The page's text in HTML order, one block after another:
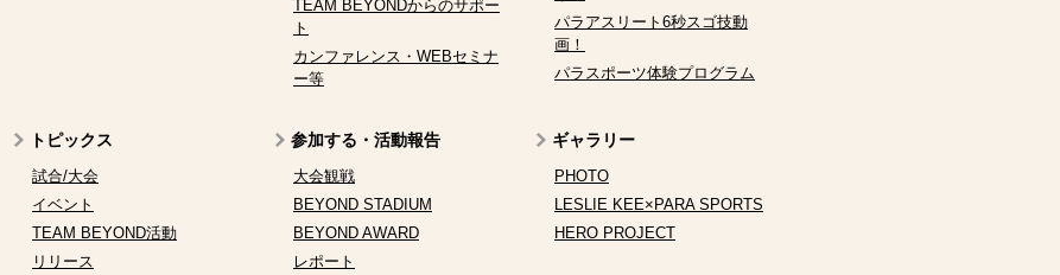
TEAM BEYONDからのサポー
ト
カンファレンス・WEBセミナ
ー等
パラアスリート6秒スゴ技動
画！
パラスポーツ体験プログラム
トピックス
試合/大会
イベント
TEAM BEYOND活動
リリース
参加する・活動報告
大会観戦
BEYOND STADIUM
BEYOND AWARD
レポート
ギャラリー
PHOTO
LESLIE KEE×PARA SPORTS
HERO PROJECT